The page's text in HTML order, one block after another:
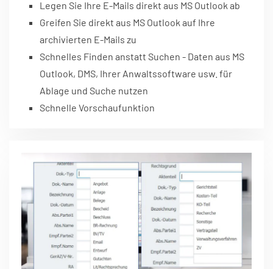
Legen Sie Ihre E-Mails direkt aus MS Outlook ab
Greifen Sie direkt aus MS Outlook auf Ihre
archivierten E-Mails zu
Schnelles Finden anstatt Suchen - Daten aus MS
Outlook, DMS, Ihrer Anwaltssoftware usw. für
Ablage und Suche nutzen
Schnelle Vorschaufunktion